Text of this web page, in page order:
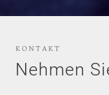
KONTAKT
Nehmen